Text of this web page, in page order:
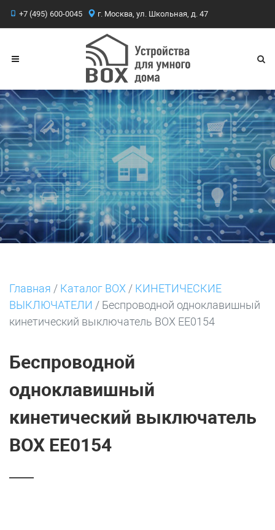
+7 (495) 600-0045 г. Москва, ул. Школьная, д. 47
Главная / Каталог BOX / КИНЕТИЧЕСКИЕ
ВЫКЛЮЧАТЕЛИ / Беспроводной одноклавишный
кинетический выключатель BOX EE0154
Беспроводной
одноклавишный
кинетический выключатель
BOX EE0154